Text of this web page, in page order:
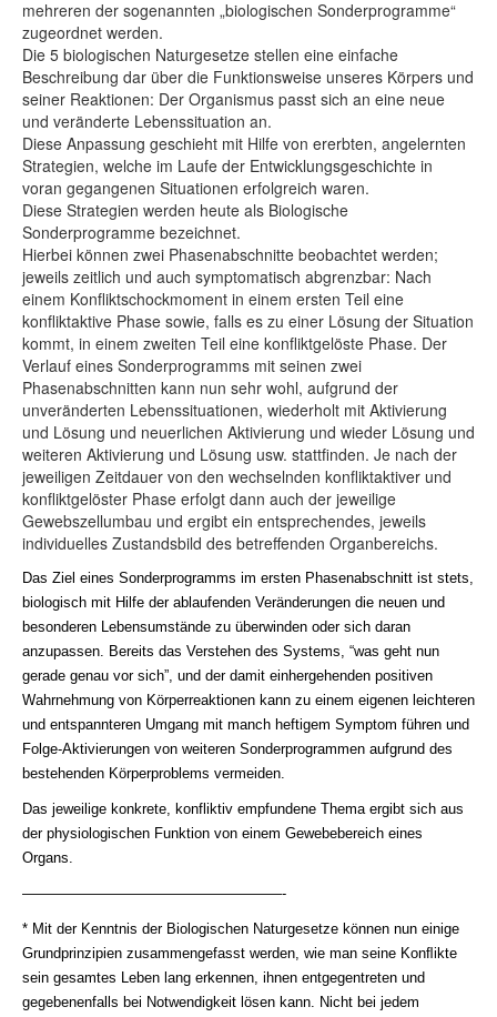
mehreren der sogenannten „biologischen Sonderprogramme“
zugeordnet werden.
Die 5 biologischen Naturgesetze stellen eine einfache
Beschreibung dar über die Funktionsweise unseres Körpers und
seiner Reaktionen: Der Organismus passt sich an eine neue
und veränderte Lebenssituation an.
Diese Anpassung geschieht mit Hilfe von ererbten, angelernten
Strategien, welche im Laufe der Entwicklungsgeschichte in
voran gegangenen Situationen erfolgreich waren.
Diese Strategien werden heute als Biologische
Sonderprogramme bezeichnet.
Hierbei können zwei Phasenabschnitte beobachtet werden;
jeweils zeitlich und auch symptomatisch abgrenzbar: Nach
einem Konfliktschockmoment in einem ersten Teil eine
konfliktaktive Phase sowie, falls es zu einer Lösung der Situation
kommt, in einem zweiten Teil eine konfliktgelöste Phase. Der
Verlauf eines Sonderprogramms mit seinen zwei
Phasenabschnitten kann nun sehr wohl, aufgrund der
unveränderten Lebenssituationen, wiederholt mit Aktivierung
und Lösung und neuerlichen Aktivierung und wieder Lösung und
weiteren Aktivierung und Lösung usw. stattfinden. Je nach der
jeweiligen Zeitdauer von den wechselnden konfliktaktiver und
konfliktgelöster Phase erfolgt dann auch der jeweilige
Gewebszellumbau und ergibt ein entsprechendes, jeweils
individuelles Zustandsbild des betreffenden Organbereichs.
Das Ziel eines Sonderprogramms im ersten Phasenabschnitt ist stets,
biologisch mit Hilfe der ablaufenden Veränderungen die neuen und
besonderen Lebensumstände zu überwinden oder sich daran
anzupassen. Bereits das Verstehen des Systems, “was geht nun
gerade genau vor sich”, und der damit einhergehenden positiven
Wahrnehmung von Körperreaktionen kann zu einem eigenen leichteren
und entspannteren Umgang mit manch heftigem Symptom führen und
Folge-Aktivierungen von weiteren Sonderprogrammen aufgrund des
bestehenden Körperproblems vermeiden.
Das jeweilige konkrete, konfliktiv empfundene Thema ergibt sich aus
der physiologischen Funktion von einem Gewebebereich eines
Organs.
——————————————————-
* Mit der Kenntnis der Biologischen Naturgesetze können nun einige
Grundprinzipien zusammengefasst werden, wie man seine Konﬂikte
sein gesamtes Leben lang erkennen, ihnen entgegentreten und
gegebenenfalls bei Notwendigkeit lösen kann. Nicht bei jedem